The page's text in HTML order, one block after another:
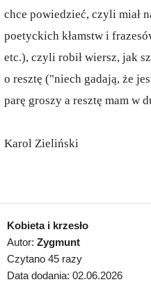
chce powiedzieć, czyli miał
poetyckich kłamstw i
etc.), czyli robił wiersz, jak
o resztę ("niech gadają, że
parę groszy a resztę mam w
Karol Zieliński
Kobieta i krzesło
Autor: Zygmunt
Czytano 45 razy
Data dodania: 02.06.2026